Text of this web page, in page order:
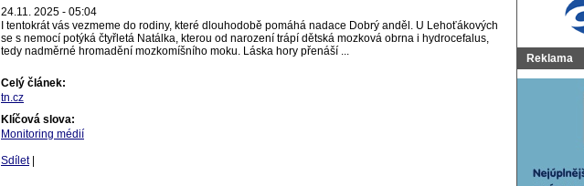
24.11. 2025 - 05:04
I tentokrát vás vezmeme do rodiny, které dlouhodobě pomáhá nadace Dobrý anděl. U Lehoťákových
se s nemocí potýká čtyřletá Natálka, kterou od narození trápí dětská mozková obrna i hydrocefalus,
tedy nadměrné hromadění mozkomíšního moku. Láska hory přenáší ...
Celý článek:
tn.cz
Klíčová slova:
Monitoring médií
Sdílet
Reklama